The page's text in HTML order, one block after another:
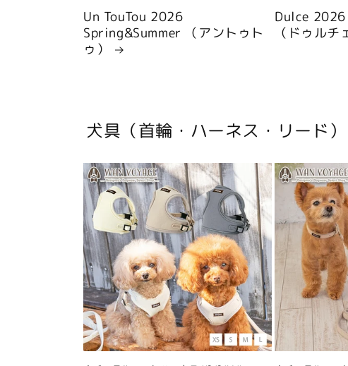
Un TouTou 2026
Spring&Summer （アントゥト
ゥ）
Dulce
（ドゥルチ
犬具（首輪・ハーネス・リード）